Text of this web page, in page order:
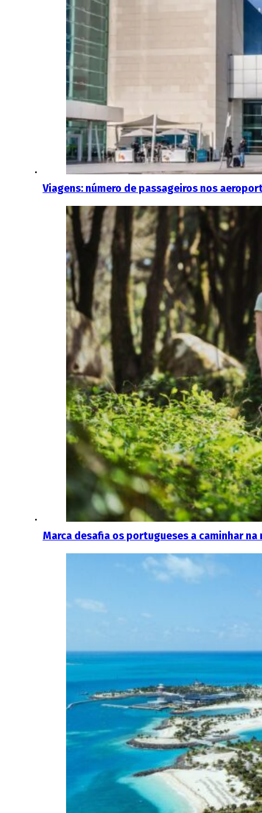
Viagens: número de passageiros nos
Marca desafia os portugueses a caminhar na